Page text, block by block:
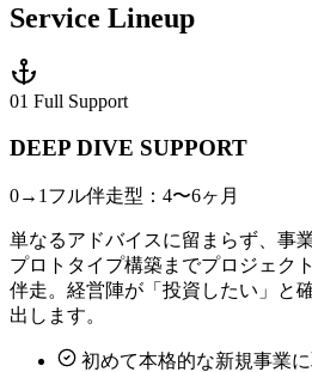
Service Lineup
01 Full Support
DEEP DIVE SUPPORT
0→1フル伴走型：4〜6ヶ月
単なるアドバイスに留まらず、事
プロトタイプ構築までプロジェク
伴走。経営陣が「投資したい」と
出します。
初めて本格的な新規事業